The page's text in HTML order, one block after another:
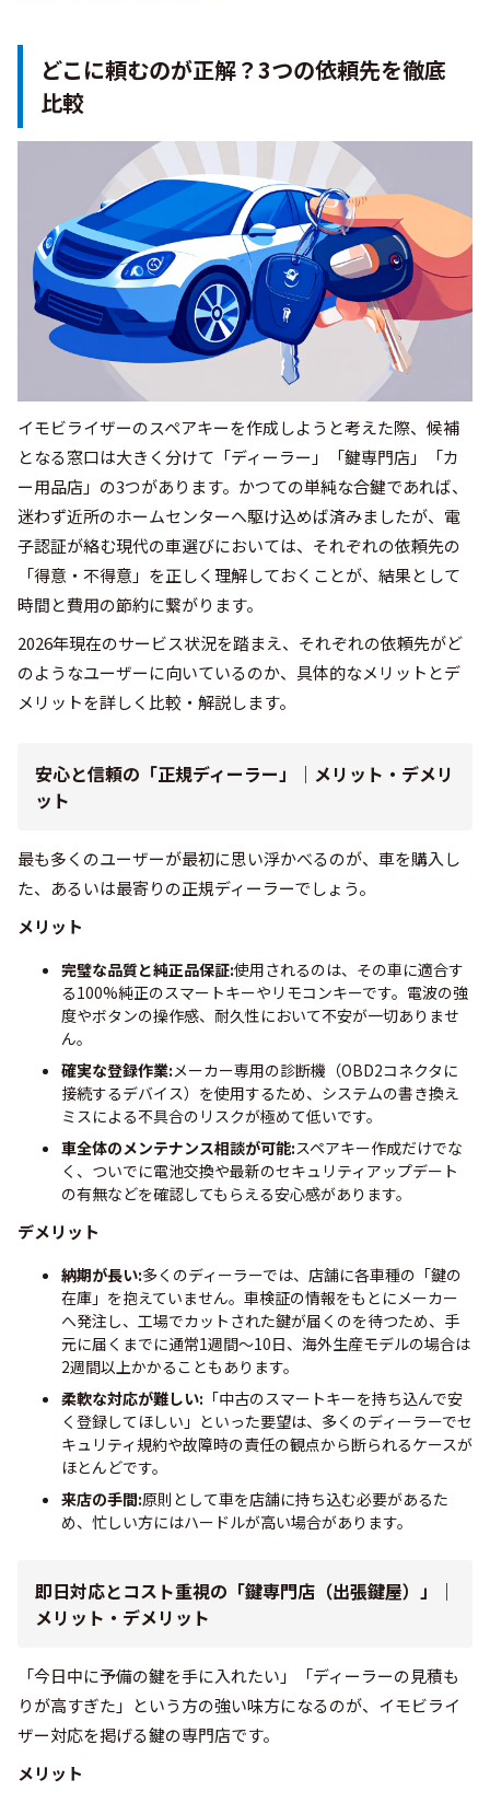
どこに頼むのが正解？3つの依頼先を徹底
比較
イモビライザーのスペアキーを作成しようと考えた際、候補
となる窓口は大きく分けて「ディーラー」「鍵専門店」「カ
ー用品店」の3つがあります。かつての単純な合鍵であれば、
迷わず近所のホームセンターへ駆け込めば済みましたが、電
子認証が絡む現代の車選びにおいては、それぞれの依頼先の
「得意・不得意」を正しく理解しておくことが、結果として
時間と費用の節約に繋がります。
2026年現在のサービス状況を踏まえ、それぞれの依頼先がど
のようなユーザーに向いているのか、具体的なメリットとデ
メリットを詳しく比較・解説します。
安心と信頼の「正規ディーラー」｜メリット・デメリ
ット
最も多くのユーザーが最初に思い浮かべるのが、車を購入し
た、あるいは最寄りの正規ディーラーでしょう。
メリット
完璧な品質と純正品保証:使用されるのは、その車に適合す
る100%純正のスマートキーやリモコンキーです。電波の強
度やボタンの操作感、耐久性において不安が一切ありませ
ん。
確実な登録作業: メーカー専用の診断機（OBD2コネクタに
接続するデバイス）を使用するため、システムの書き換え
ミスによる不具合のリスクが極めて低いです。
車全体のメンテナンス相談が可能:スペアキー作成だけでな
く、ついでに電池交換や最新のセキュリティアップデート
の有無などを確認してもらえる安心感があります。
デメリット
納期が長い:多くのディーラーでは、店舗に各車種の「鍵の
在庫」を抱えていません。車検証の情報をもとにメーカー
へ発注し、工場でカットされた鍵が届くのを待つため、手
元に届くまでに通常1週間〜10日、海外生産モデルの場合は
2週間以上かかることもあります。
柔軟な対応が難しい: 「中古のスマートキーを持ち込んで安
く登録してほしい」といった要望は、多くのディーラーでセ
キュリティ規約や故障時の責任の観点から断られるケースが
ほとんどです。
来店の手間:原則として車を店舗に持ち込む必要があるた
め、忙しい方にはハードルが高い場合があります。
即日対応とコスト重視の「鍵専門店（出張鍵屋）」｜
メリット・デメリット
「今日中に予備の鍵を手に入れたい」「ディーラーの見積も
りが高すぎた」という方の強い味方になるのが、イモビライ
ザー対応を掲げる鍵の専門店です。
メリット